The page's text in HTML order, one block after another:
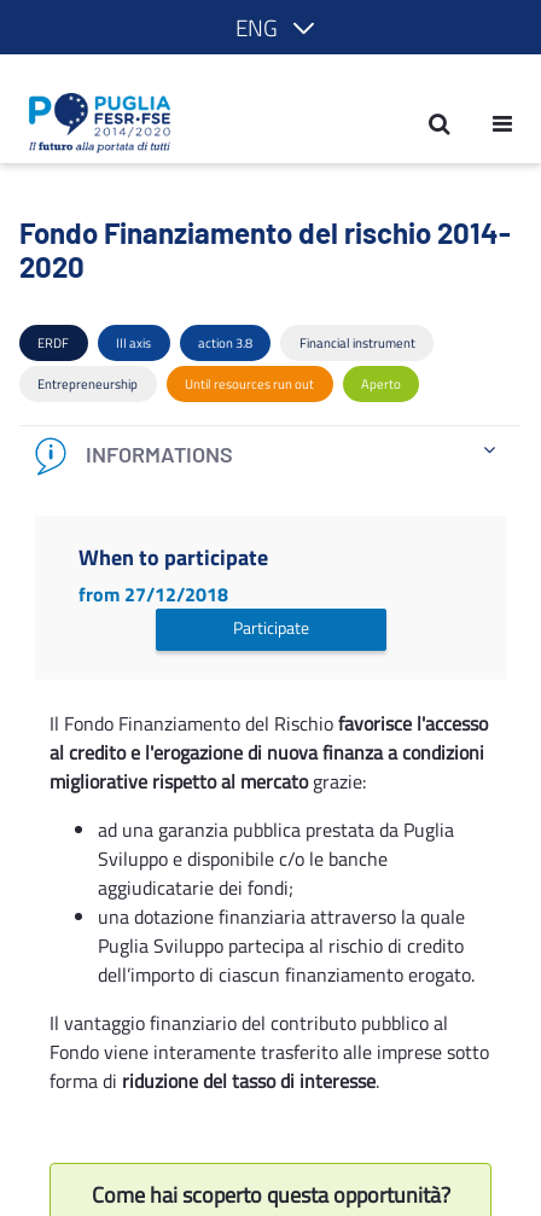
ENG
Fondo Finanziamento del rischio
Fondo Finanziamento del rischio 2014-
2020
ERDF III axis action 3.8 Financial instrument
Entrepreneurship Until resources run out Aperto
INFORMATIONS
When to participate
from 27/12/2018
Participate
Il Fondo Finanziamento del Rischiofavorisce l'accesso
al credito e l'erogazione di nuova finanza a condizioni
migliorative rispetto al mercatograzie:
ad una garanzia pubblica prestata da Puglia
Sviluppo e disponibile c/o le banche
aggiudicatarie dei fondi;
una dotazione finanziaria attraverso la quale
Puglia Sviluppo partecipa al rischio di credito
dell’importo di ciascun finanziamento erogato.
Il vantaggio finanziario del contributo pubblico al
Fondo viene interamente trasferito alle imprese sotto
forma di riduzione del tasso di interesse.
Come hai scoperto questa opportunità?